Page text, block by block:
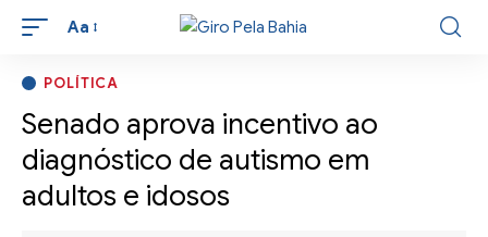
Aa
POLÍTICA
Senado aprova incentivo ao
diagnóstico de autismo em
adultos e idosos